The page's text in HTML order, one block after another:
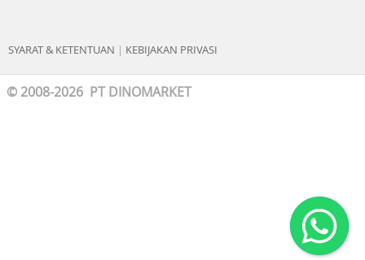
SYARAT & KETENTUAN | KEBIJAKAN PRIVASI
© 2008-2026 PT DINOMARKET